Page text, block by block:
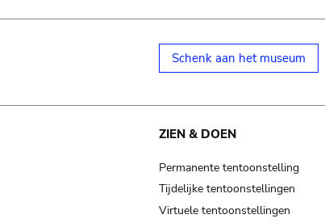
Schenk aan het museum
ZIEN & DOEN
Permanente tentoonstelling
Tijdelijke tentoonstellingen
Virtuele tentoonstellingen